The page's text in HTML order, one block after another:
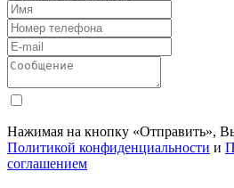
Нажимая на кнопку «Отправить»,
Политикой конфиденциальности и
соглашением